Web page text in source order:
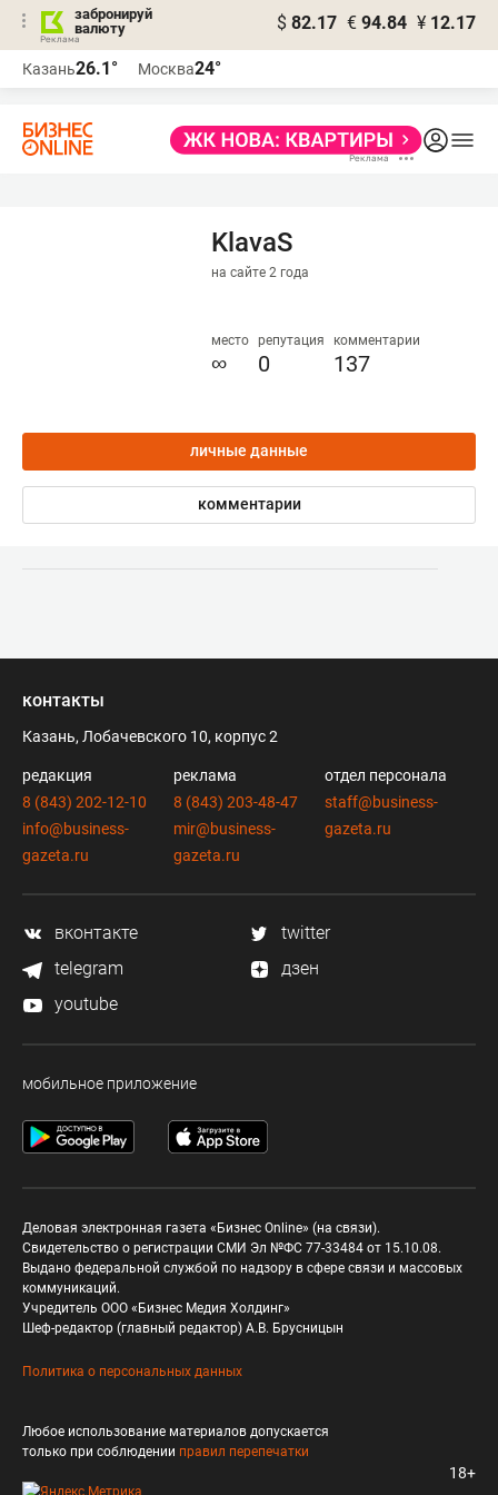
забронируй
валюту
$ 82.17 € 94.84 ¥ 12.17
Казань26.1° Москва24°
KlavaS
на сайте 2 года
место
∞
репутация
0
комментарии
137
личные данные
комментарии
контакты
Казань, Лобачевского 10, корпус 2
редакция
8 (843) 202-12-10
info@business-
gazeta.ru
реклама
8 (843) 203-48-47
mir@business-
gazeta.ru
отдел персонала
staff@business-
gazeta.ru
вконтакте
twitter
telegram
дзен
youtube
мобильное приложение
Деловая электронная газета «Бизнес Online» (на связи).
Свидетельство о регистрации СМИ Эл №ФС 77-33484 от 15.10.08.
Выдано федеральной службой по надзору в сфере связи и массовых
коммуникаций.
Учредитель ООО «Бизнес Медия Холдинг»
Шеф-редактор (главный редактор) А.В. Брусницын
Политика о персональных данных
Любое использование материалов допускается
только при соблюдении правил перепечатки
18+